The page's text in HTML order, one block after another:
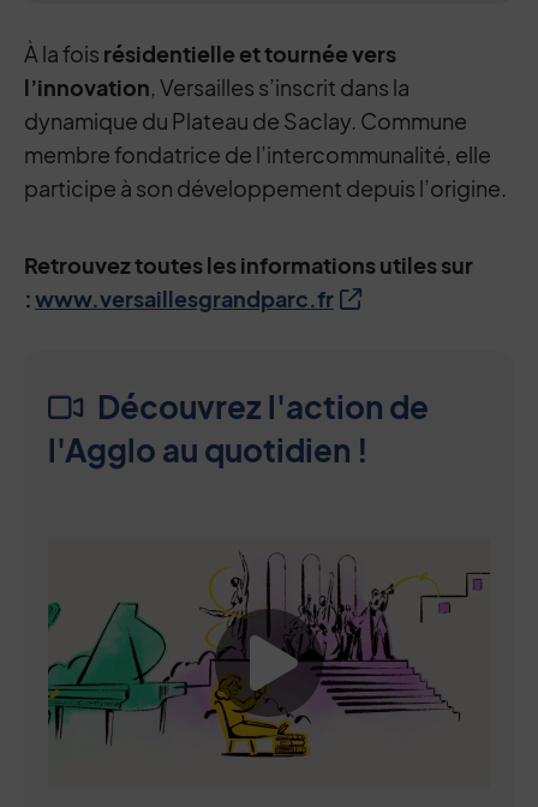
À la fois résidentielle et tournée vers
l’innovation, Versailles s’inscrit dans la
dynamique du Plateau de Saclay. Commune
membre fondatrice de l’intercommunalité, elle
participe à son développement depuis l’origine.
Retrouvez toutes les informations utiles sur
:www.versaillesgrandparc.fr
Découvrez l'action de
l'Agglo au quotidien !
Lancer la